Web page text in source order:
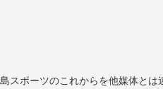
スポーツのこれからを他媒体とは